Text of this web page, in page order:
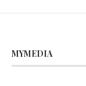
MYMEDIA